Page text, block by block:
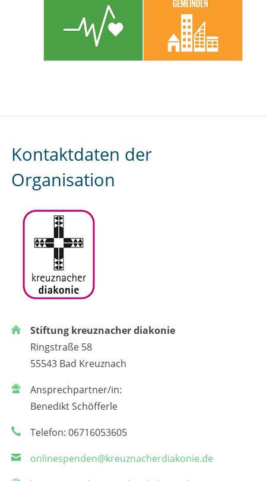
Kontaktdaten der
Organisation
Stiftung kreuznacher diakonie
Ringstraße 58
55543 Bad Kreuznach
Ansprechpartner/in:
Benedikt Schöfferle
Telefon: 06716053605
onlinespenden@kreuznacherdiakonie.de